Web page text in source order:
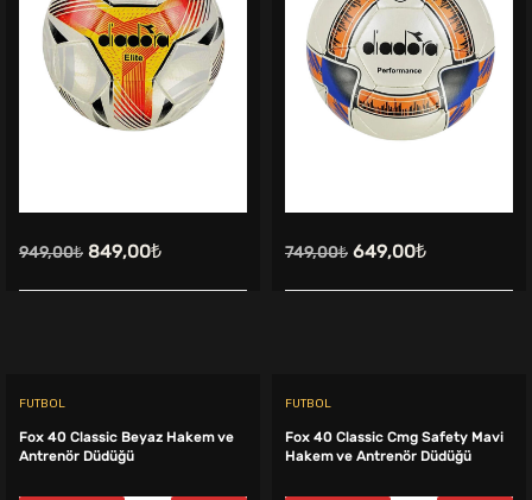
949,00₺ Orijinal
fiyat:
849,00₺Şu
andaki
749,00₺ Orijinal
fiyat:
649,00₺Şu
andaki
FUTBOL
Fox 40 Classic Beyaz Hakem ve
Antrenör Düdüğü
FUTBOL
Fox 40 Classic Cmg Safety Mavi
Hakem ve Antrenör Düdüğü